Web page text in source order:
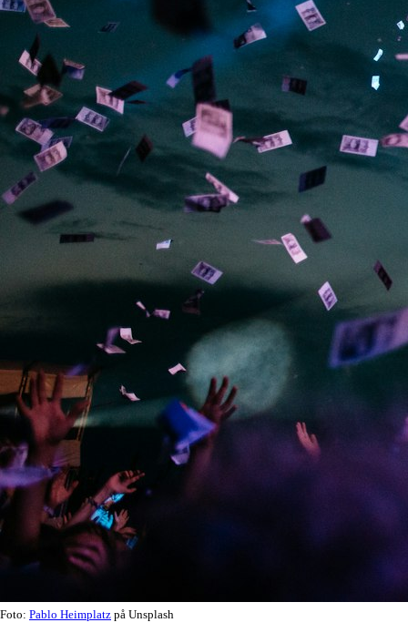
Foto: Pablo Heimplatz på Unsplash